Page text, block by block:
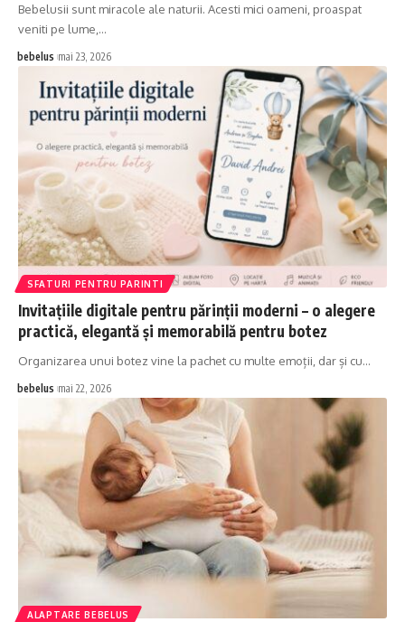
Bebelusii sunt miracole ale naturii. Acesti mici oameni, proaspat
veniti pe lume,…
bebelus mai 23, 2026
SFATURI PENTRU PARINTI
Invitațiile digitale pentru părinții moderni – o alegere
practică, elegantă și memorabilă pentru botez
Organizarea unui botez vine la pachet cu multe emoții, dar și cu…
bebelus mai 22, 2026
ALAPTARE BEBELUS